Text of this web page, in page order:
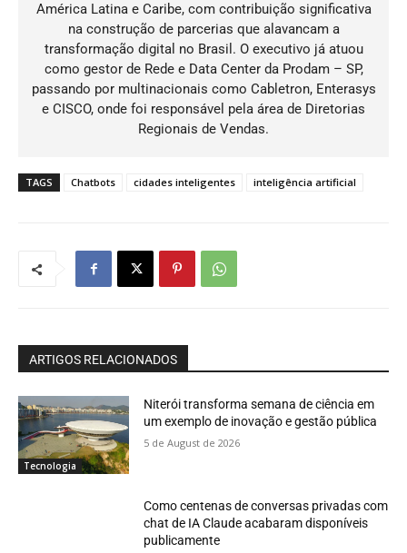
América Latina e Caribe, com contribuição significativa
na construção de parcerias que alavancam a
transformação digital no Brasil. O executivo já atuou
como gestor de Rede e Data Center da Prodam – SP,
passando por multinacionais como Cabletron, Enterasys
e CISCO, onde foi responsável pela área de Diretorias
Regionais de Vendas.
TAGS Chatbots cidades inteligentes inteligência artificial
ARTIGOS RELACIONADOS
Tecnologia
Niterói transforma semana de ciência em
um exemplo de inovação e gestão pública
5 de August de 2026
Como centenas de conversas privadas com
chat de IA Claude acabaram disponíveis
publicamente